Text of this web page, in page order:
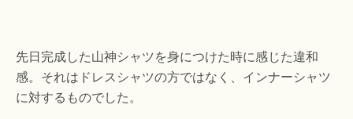
先日完成した山神シャツを身につけた時に感じた違和
感。それはドレスシャツの方ではなく、インナーシャツ
に対するものでした。